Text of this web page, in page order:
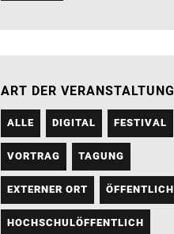
ART DER VERANSTALTUNG
ALLE DIGITAL FESTIVAL
VORTRAG TAGUNG
EXTERNER ORT ÖFFENTLICH
HOCHSCHULÖFFENTLICH